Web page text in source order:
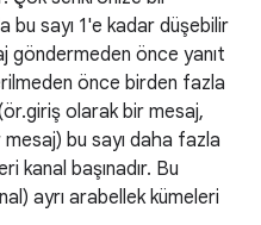
sayı 1'e kadar düşebilir
göndermeden önce yanıt
önce birden fazla
olarak bir mesaj,
bu sayı daha fazla
kanal başınadır. Bu
ayrı arabellek kümeleri